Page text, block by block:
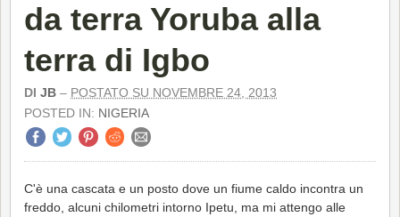
da terra Yoruba alla
terra di Igbo
DI JB – POSTATO SU NOVEMBRE 24, 2013
POSTED IN: NIGERIA
C'è una cascata e un posto dove un fiume caldo incontra un
freddo, alcuni chilometri intorno Ipetu, ma mi attengo alle